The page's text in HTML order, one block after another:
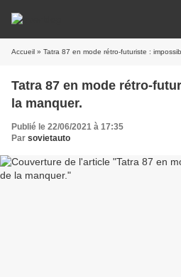
Accueil » Tatra 87 en mode rétro-futuriste :
Tatra 87 en mode rétro-
la manquer.
Publié le 22/06/2021 à 17:35
Par sovietauto